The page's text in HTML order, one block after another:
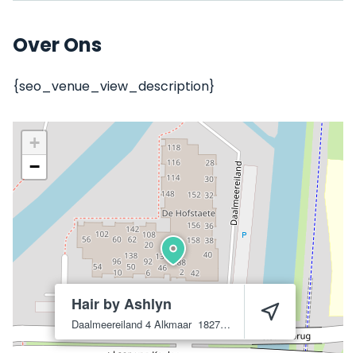
Over Ons
{seo_venue_view_description}
Hair by Ashlyn
Daalmeereiland 4 Alkmaar 1827 KX
+
−